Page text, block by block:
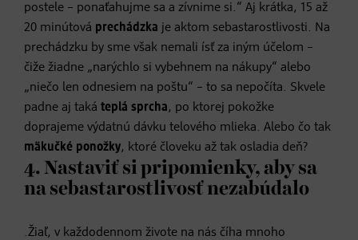
postele – ponaťahujme sa a zívnime si.“ Aj krátka, 15 až
20 minútová prechádzka je aktom sebastarostlivosti. Na
prechádzku by sme však nemali ísť za iným účelom –
čiže žiadne „narýchlo si vybehnem na nákupy“ alebo
„niečo len odnesiem na poštu“ – to sa nepočíta. Skvele
padne aj taká teplá sprcha, po ktorej pokožke
doprajeme výdatnú dávku telového mlieka. Alebo čo tak
mäkučké ponožky, ktoré človeku až tak osladia deň?
4. Nastaviť si pripomienky, aby sa
na sebastarostlivosť nezabúdalo
.Žiaľ, v každodennom živote na nás číha mnoho